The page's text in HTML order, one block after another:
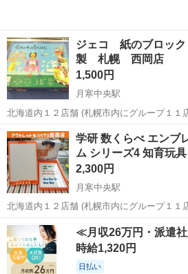
ジェコ 紙のブロッ
製 札幌 西岡店
1,500円
月寒中央駅
北海道内１２店舗 (札幌市内にグループ１１
舗） 総合リサイクルショップ ★ユーズドグ
レットモノハウス西岡店です。 ジェコ 紙のブロック 知育玩具 フ
ランス製 札幌 西...
北海道 札幌市 月寒中央駅 おもちゃ
学研 数くらべ エンブ
ム シリーズ4 知育玩
2,300円
月寒中央駅
北海道内１２店舗 (札幌市内にグループ１１
舗） 総合リサイクルショップ ★ユーズドグ
レットモノハウス西岡店です。 学研 数くらべ エンブレイン幼児IQ開
発システム シ...
北海道 札幌市 月寒中央駅 おもち
≪月収26万円・派遣
時給1,320円
日払い